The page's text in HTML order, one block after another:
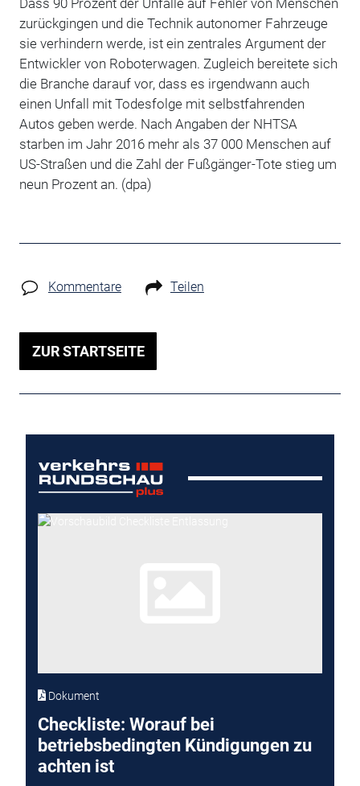
zurückgingen und die Technik autonomer Fahrzeuge
sie verhindern werde, ist ein zentrales Argument der
Entwickler von Roboterwagen. Zugleich bereitete sich
die Branche darauf vor, dass es irgendwann auch
einen Unfall mit Todesfolge mit selbstfahrenden
Autos geben werde. Nach Angaben der NHTSA
starben im Jahr 2016 mehr als 37 000 Menschen auf
US-Straßen und die Zahl der Fußgänger-Tote stieg um
neun Prozent an. (dpa)
Kommentare Teilen
ZUR STARTSEITE
Dokument
Checkliste: Worauf bei
betriebsbedingten Kündigungen zu
achten ist